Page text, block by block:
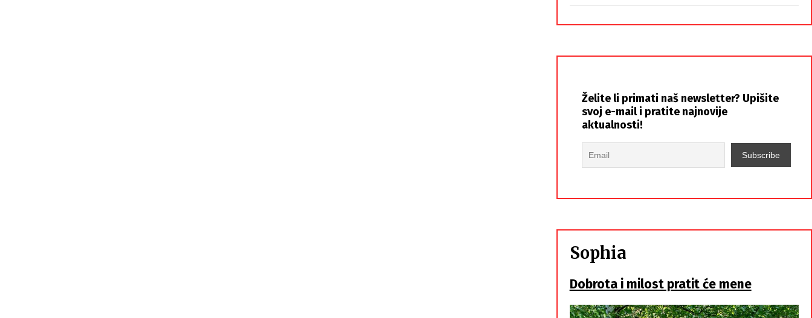
Želite li primati naš newsletter? Upišite
svoj e-mail i pratite najnovije
aktualnosti!
Sophia
Dobrota i milost pratit će mene